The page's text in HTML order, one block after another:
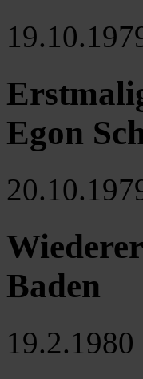
Egon
Baden
19.2.1980